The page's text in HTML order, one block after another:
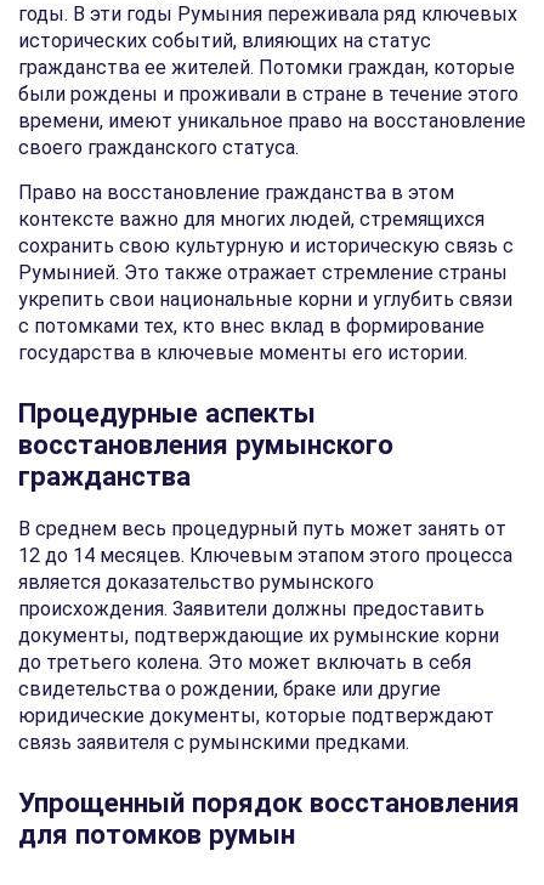
годы. В эти годы Румыния переживала ряд ключевых
исторических событий, влияющих на статус
гражданства ее жителей. Потомки граждан, которые
были рождены и проживали в стране в течение этого
времени, имеют уникальное право на восстановление
своего гражданского статуса.
Право на восстановление гражданства в этом
контексте важно для многих людей, стремящихся
сохранить свою культурную и историческую связь с
Румынией. Это также отражает стремление страны
укрепить свои национальные корни и углубить связи
с потомками тех, кто внес вклад в формирование
государства в ключевые моменты его истории.
Процедурные аспекты
восстановления румынского
гражданства
В среднем весь процедурный путь может занять от
12 до 14 месяцев. Ключевым этапом этого процесса
является доказательство румынского
происхождения. Заявители должны предоставить
документы, подтверждающие их румынские корни
до третьего колена. Это может включать в себя
свидетельства о рождении, браке или другие
юридические документы, которые подтверждают
связь заявителя с румынскими предками.
Упрощенный порядок восстановления
для потомков румын